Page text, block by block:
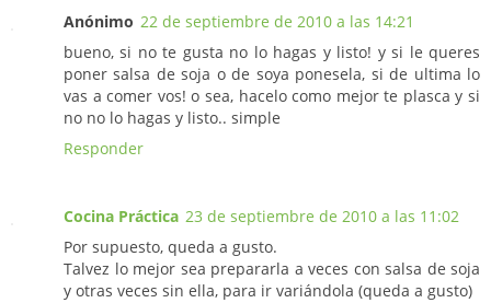
Anónimo 22 de septiembre de 2010 a las 14:21
bueno, si no te gusta no lo hagas y listo! y si le queres
poner salsa de soja o de soya ponesela, si de ultima lo
vas a comer vos! o sea, hacelo como mejor te plasca y si
no no lo hagas y listo.. simple
Responder
Cocina Práctica 23 de septiembre de 2010 a las 11:02
Por supuesto, queda a gusto.
Talvez lo mejor sea prepararla a veces con salsa de soja
y otras veces sin ella, para ir variándola (queda a gusto)